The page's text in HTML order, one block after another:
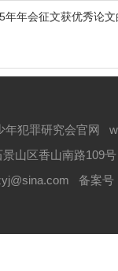
年年会征文获优秀论
年犯罪研究会官网
山区香山南路109
备案号